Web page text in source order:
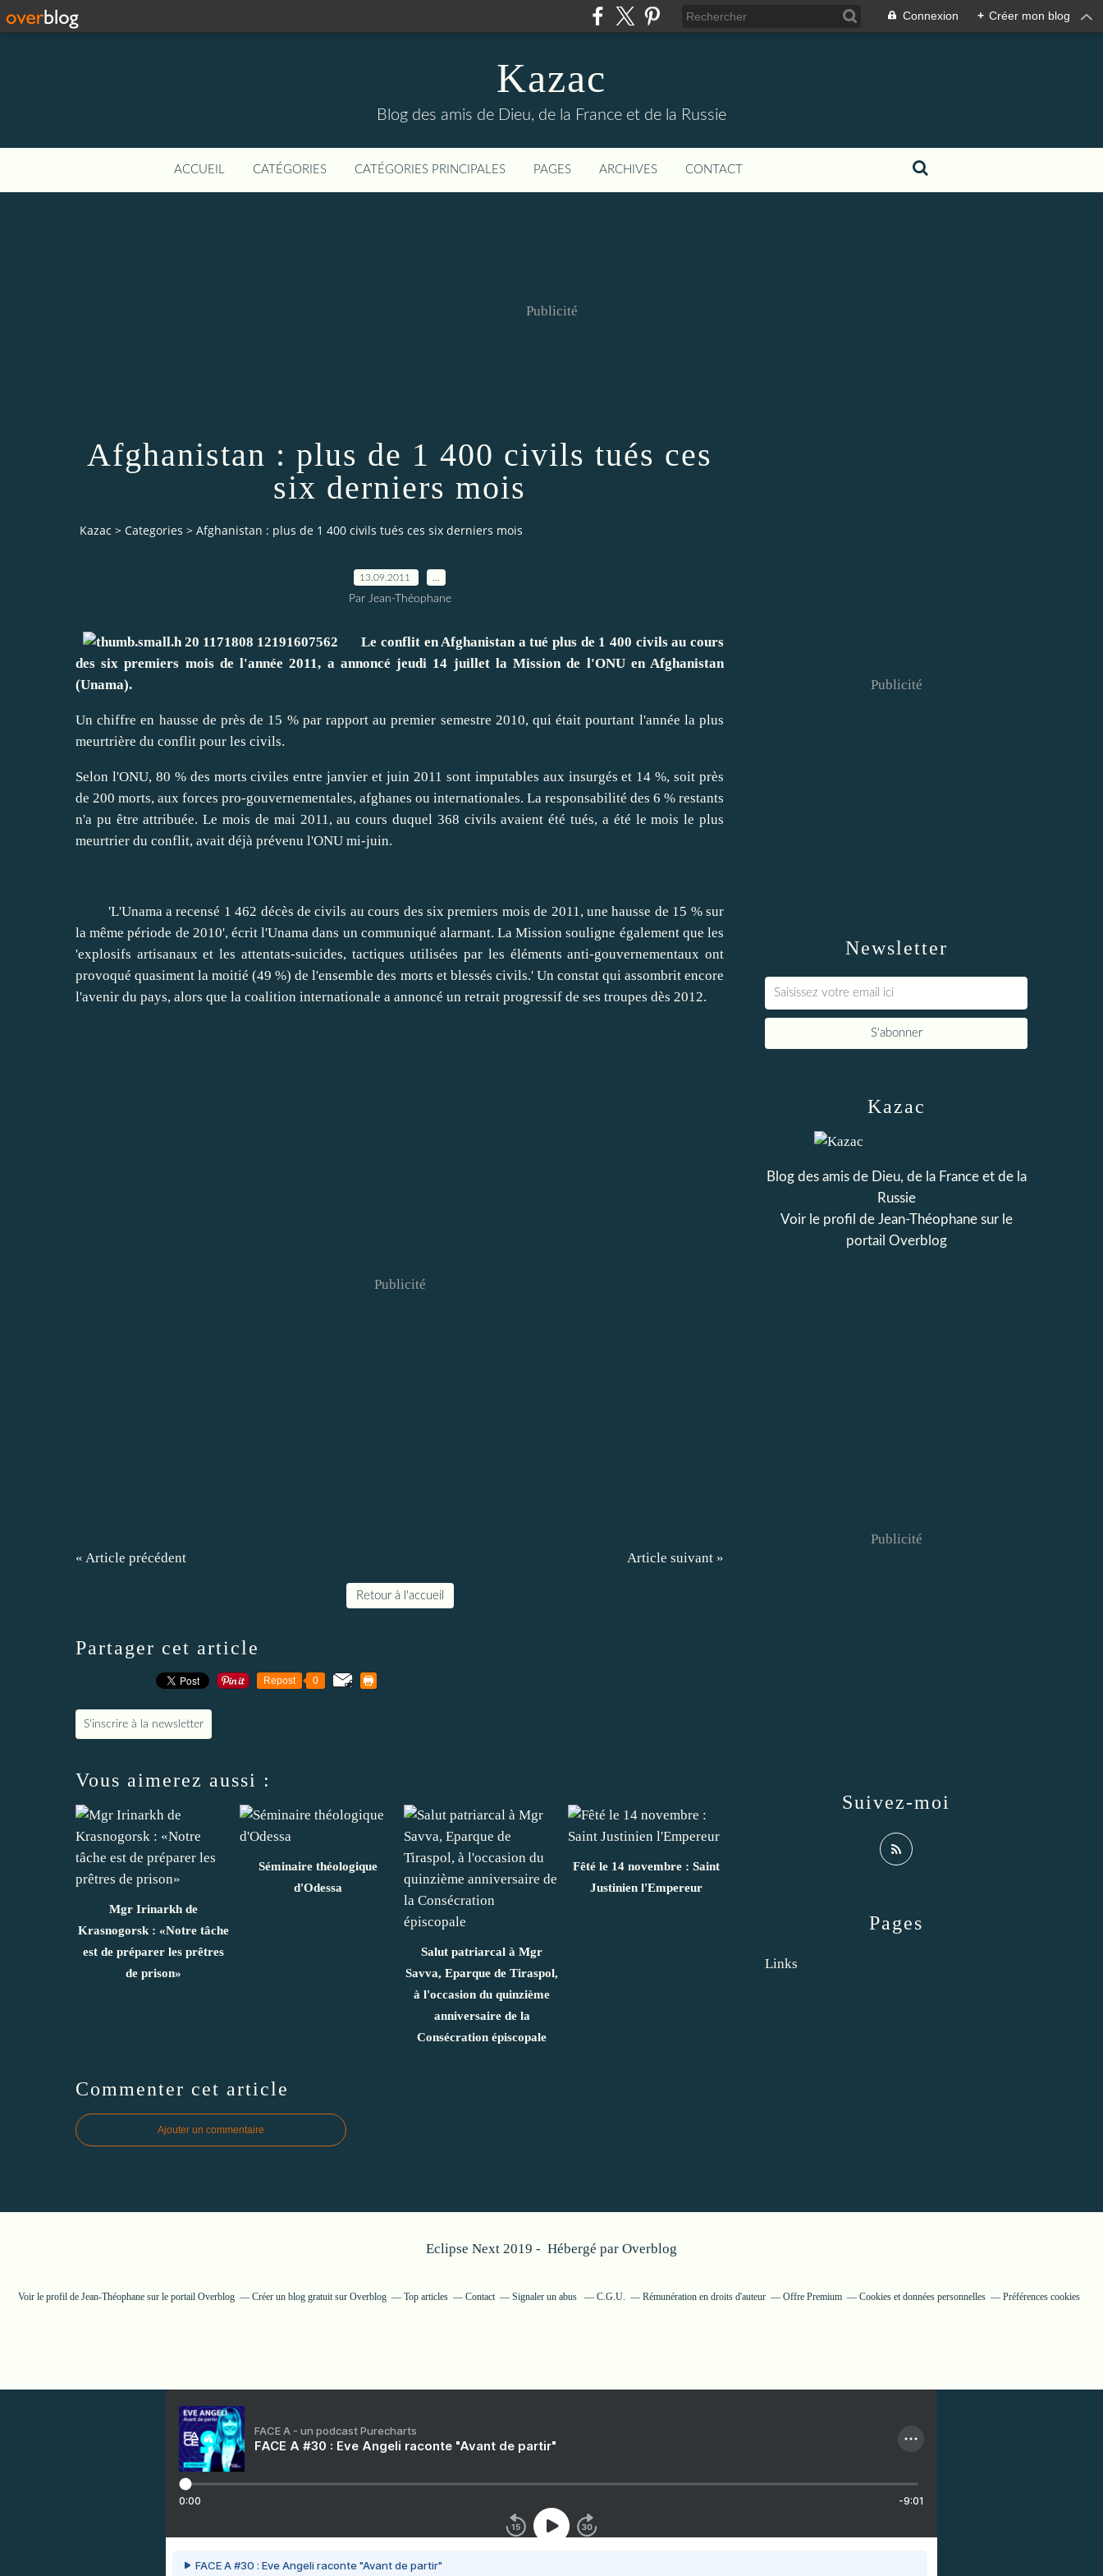
Connexion + Créer mon blog
Kazac
Blog des amis de Dieu, de la France et de la Russie
ACCUEIL CATÉGORIES CATÉGORIES PRINCIPALES PAGES ARCHIVES CONTACT
Publicité
Afghanistan : plus de 1 400 civils tués ces
six derniers mois
Kazac > Categories > Afghanistan : plus de 1 400 civils tués ces six derniers mois
13.09.2011
Par Jean-Théophane
Le conflit en Afghanistan a tué plus de 1 400 civils au cours
des six premiers mois de l'année 2011, a annoncé jeudi 14 juillet la Mission de l'ONU en Afghanistan
(Unama).
Un chiffre en hausse de près de 15 % par rapport au premier semestre 2010, qui était pourtant l'année la plus
meurtrière du conflit pour les civils.
Selon l'ONU, 80 % des morts civiles entre janvier et juin 2011 sont imputables aux insurgés et 14 %, soit près
de 200 morts, aux forces pro-gouvernementales, afghanes ou internationales. La responsabilité des 6 % restants
n'a pu être attribuée. Le mois de mai 2011, au cours duquel 368 civils avaient été tués, a été le mois le plus
meurtrier du conflit, avait déjà prévenu l'ONU mi-juin.
'L'Unama a recensé 1 462 décès de civils au cours des six premiers mois de 2011, une hausse de 15 % sur
la même période de 2010', écrit l'Unama dans un communiqué alarmant. La Mission souligne également que les
'explosifs artisanaux et les attentats-suicides, tactiques utilisées par les éléments anti-gouvernementaux ont
provoqué quasiment la moitié (49 %) de l'ensemble des morts et blessés civils.' Un constat qui assombrit encore
l'avenir du pays, alors que la coalition internationale a annoncé un retrait progressif de ses troupes dès 2012.
Publicité
« Article précédent Article suivant »
Retour à l'accueil
Partager cet article
Repost 0
S'inscrire à la newsletter
Vous aimerez aussi :
Mgr Irinarkh de
Krasnogorsk : «Notre tâche
est de préparer les prêtres
de prison»
Séminaire théologique
d'Odessa
Salut patriarcal à Mgr
Savva, Eparque de Tiraspol,
à l'occasion du quinzième
anniversaire de la
Consécration épiscopale
Fêté le 14 novembre : Saint
Justinien l'Empereur
Commenter cet article
Ajouter un commentaire
Newsletter
Publicité
Pages
Links
Kazac
Blog des amis de Dieu, de la France et de la
Russie
Voir le profil de Jean-Théophanesur le
portail Overblog
Suivez-moi
Publicité
Eclipse Next 2019 - Hébergé par Overblog
Voir le profil de Jean-Théophane sur le portail Overblog Créer un blog gratuit sur Overblog Top articles Contact Signaler un abus C.G.U. Rémunération en droits d'auteur Offre Premium Cookies et données personnelles Préférences cookies
FACE A - un podcast Purecharts
FACE A #30 : Eve Angeli raconte "Avant de partir"
0:00 -9:01
FACE A #30 : Eve Angeli raconte "Avant de partir"